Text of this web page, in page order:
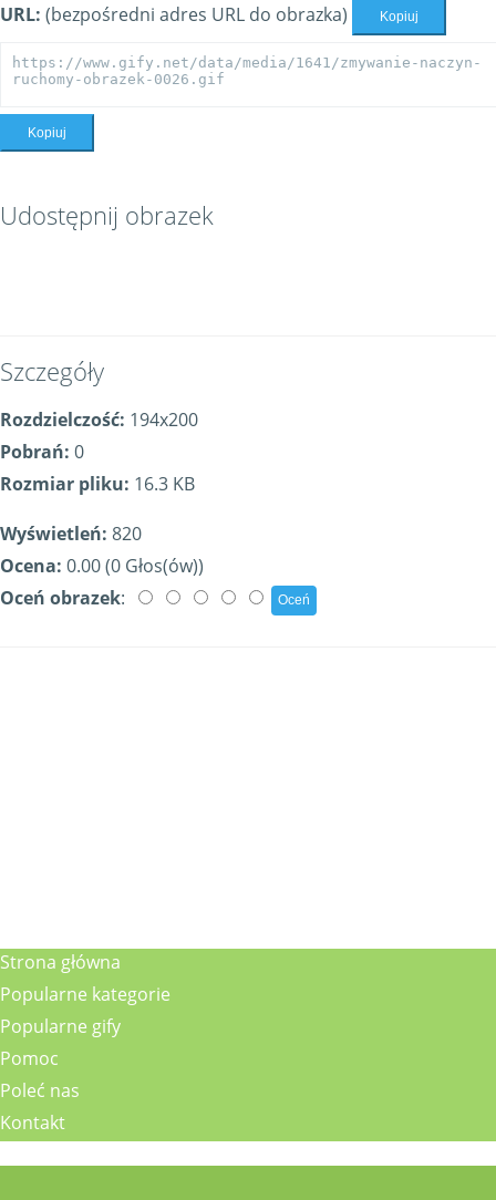
URL: (bezpośredni adres URL do obrazka) Kopiuj
Kopiuj
Udostępnij obrazek
Szczegóły
Rozdzielczość: 194x200
Pobrań: 0
Rozmiar pliku: 16.3 KB
Wyświetleń: 820
Ocena: 0.00 (0 Głos(ów))
Oceń obrazek:
Strona główna
Popularne kategorie
Popularne gify
Pomoc
Poleć nas
Kontakt